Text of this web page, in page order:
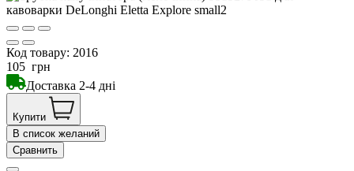
Код товару: 2016
105 грн
Доставка 2-4 дні
Купити
В список желаний
Сравнить